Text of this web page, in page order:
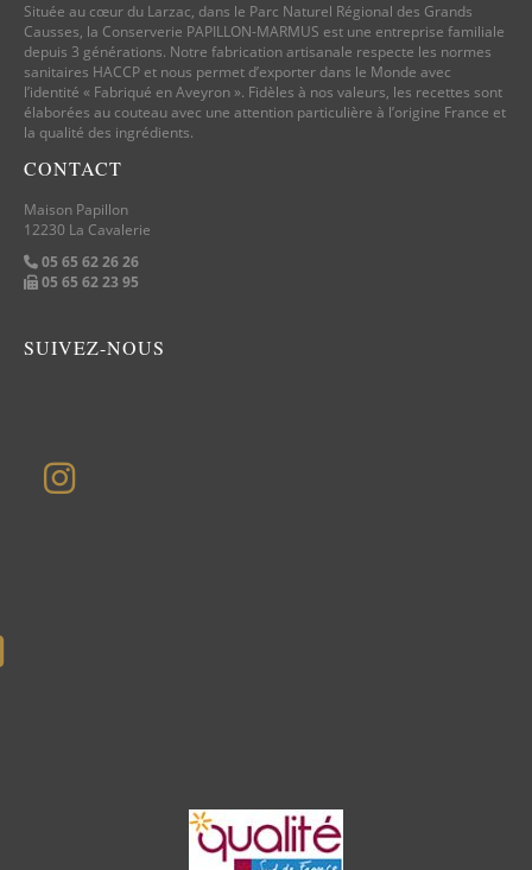
Située au cœur du Larzac, dans le Parc Naturel Régional des Grands
Causses, la Conserverie PAPILLON-MARMUS est une entreprise familiale
depuis 3 générations. Notre fabrication artisanale respecte les normes
sanitaires HACCP et nous permet d’exporter dans le Monde avec
l’identité « Fabriqué en Aveyron ». Fidèles à nos valeurs, les recettes sont
élaborées au couteau avec une attention particulière à l’origine France et
la qualité des ingrédients.
CONTACT
Maison Papillon
12230 La Cavalerie
05 65 62 26 26
05 65 62 23 95
SUIVEZ-NOUS